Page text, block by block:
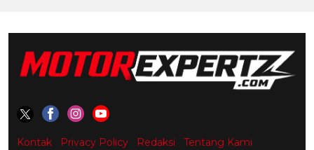
Kontak Privacy Policy Redaksi
Tentang Kami